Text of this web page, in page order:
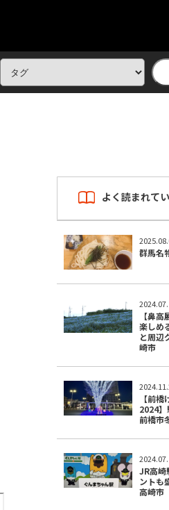
よく読まれて
群馬名
【鼻
楽しめ
と周辺
崎市
【前
2024】
前橋市
JR高崎
ントも
高崎市